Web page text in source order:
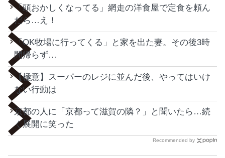
「頭おかしくなってる」網走の洋食屋で定食を頼ん
だら…え！
「OK牧場に行ってくる」と家を出た妻。その後3時
間帰らず…
【極意】スーパーのレジに並んだ後、やってはいけ
ない行動は
京都の人に「京都って滋賀の隣？」と聞いたら…続
く展開に笑った
Recommended by